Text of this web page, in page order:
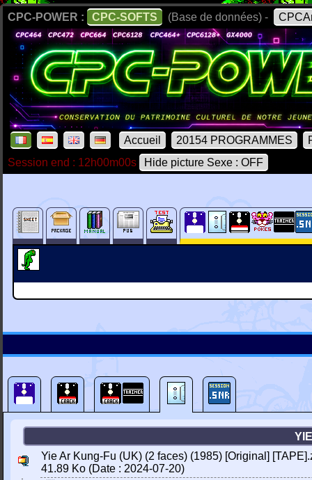
CPC-POWER : CPC-SOFTS (Base de données) -
Accueil 20154 PROGRAMMES
Session end : 12h00m00s
Hide picture Sexe : OFF
Yie Ar Kung-Fu (UK) (2 faces) (1985) [Original]
41.89 Ko (Date : 2024-07-20)